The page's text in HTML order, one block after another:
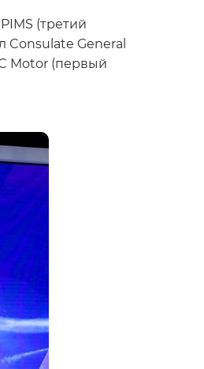
(третий
Consulate General
Motor (первый